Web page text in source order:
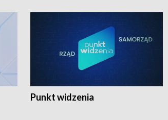
Punkt widzenia